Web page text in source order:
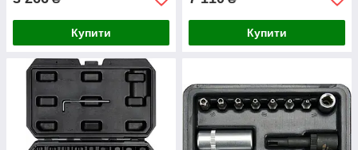
Купити Купити